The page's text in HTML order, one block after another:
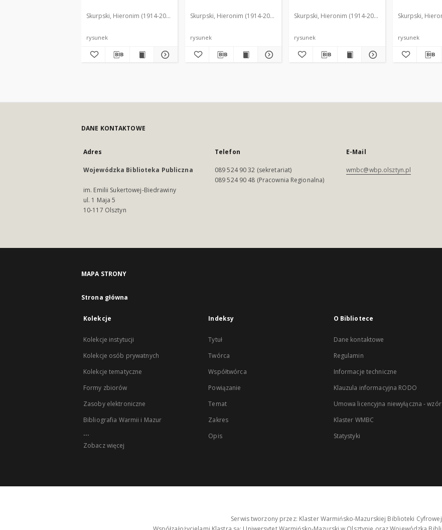
Skurpski, Hieronim (1914-2006)
rysunek
Skurpski, Hieronim (1914-2006)
rysunek
Skurpski, Hieronim (1914-2006)
rysunek
Skurpski,
rysunek
DANE KONTAKTOWE
Adres
Wojewódzka Biblioteka Publiczna
im. Emilii Sukertowej-Biedrawiny
ul. 1 Maja 5
10-117 Olsztyn
Telefon
089 524 90 32 (sekretariat)
089 524 90 48 (Pracownia Regionalna)
E-Mail
wmbc@wbp.olsztyn.pl
MAPA STRONY
Strona główna
Kolekcje
Kolekcje instytucji
Kolekcje osób prywatnych
Kolekcje tematyczne
Formy zbiorów
Zasoby elektroniczne
Bibliografia Warmii i Mazur
...
Zobacz więcej
Indeksy
Tytuł
Twórca
Współtwórca
Powiązanie
Temat
Zakres
Opis
O Bibliotece
Dane kontaktowe
Regulamin
Informacje techniczne
Klauzula informacyjna RODO
Umowa licencyjna niewyłączna - wzór
Klaster WMBC
Statystyki
Serwis tworzony przez: Klaster Warmińsko-Mazurskiej Biblioteki